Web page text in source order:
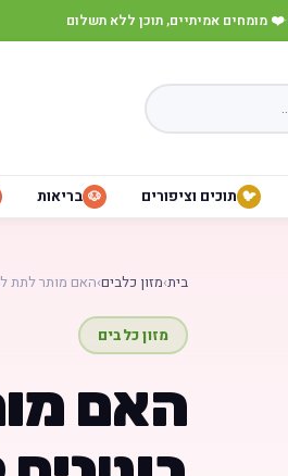
·❤️ מומחים אמיתיים, תוכן ללא תשלום
🐦 תוכים וציפורים 🐶 בריאות
בית›מזון כלבים›האם מותר לתת
מזון כלבים
האם